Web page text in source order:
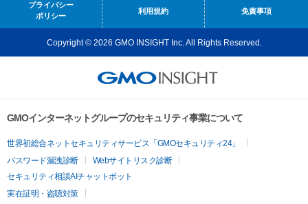
プライバシー
ポリシー
利用規約 免責事項
Copyright © 2026 GMO INSIGHT Inc. All Rights Reserved.
GMOインターネットグループのセキュリティ事業について
世界初総合ネットセキュリティサービス「GMOセキュリティ24」
パスワード漏洩診断
Webサイトリスク診断
セキュリティ相談AIチャットボット
実在証明・盗聴対策